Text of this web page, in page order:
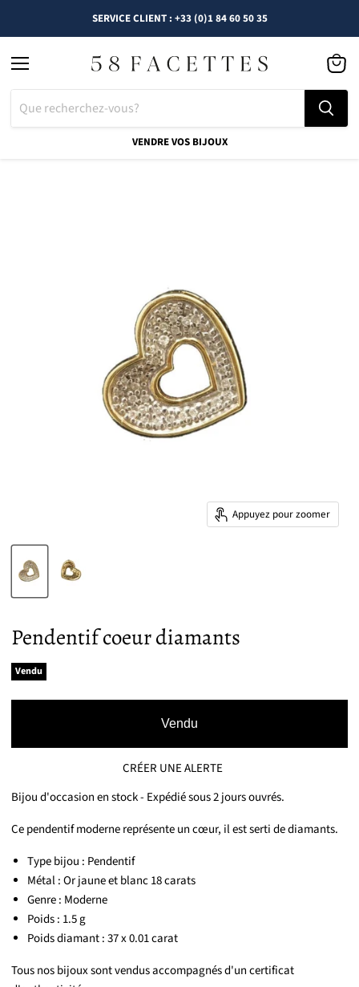
SERVICE CLIENT : +33 (0)1 84 60 50 35
VENDRE VOS BIJOUX
le
panier
Appuyez pour zoomer
Pendentif coeur diamants
Vendu
Vendu
CRÉER UNE ALERTE
Bijou d'occasion en stock - Expédié sous 2 jours ouvrés.
Ce pendentif moderne représente un cœur, il est serti de diamants.
Type bijou : Pendentif
Métal : Or jaune et blanc 18 carats
Genre : Moderne
Poids : 1.5 g
Poids diamant : 37 x 0.01 carat
Tous nos bijoux sont vendus accompagnés d'un certificat